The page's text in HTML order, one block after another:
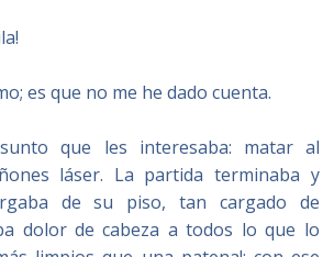
es que no me he dado cuenta.
que les interesaba: matar al
láser. La partida terminaba y
de su piso, tan cargado de
dolor de cabeza a todos lo que lo